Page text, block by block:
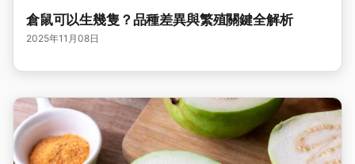
倉鼠可以生幾隻？品種差異與繁殖關鍵全解析
2025年11月08日